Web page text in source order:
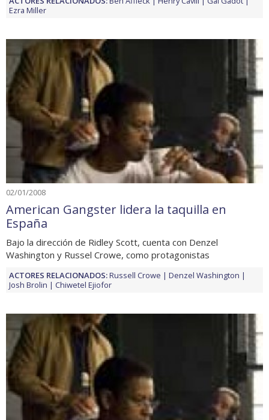
Ezra Miller
02/01/2008
American Gangster lidera la taquilla en
España
Bajo la dirección de Ridley Scott, cuenta con Denzel
Washington y Russel Crowe, como protagonistas
ACTORES RELACIONADOS:Russell Crowe
Denzel Washington
Josh Brolin
Chiwetel Ejiofor